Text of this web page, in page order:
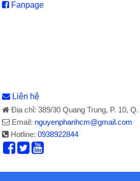
Fanpage
Liên hệ
Địa chỉ: 389/30 Quang Trung, P. 10,
Email: nguyenphanhcm@gmail.com
Hotline:0938922844